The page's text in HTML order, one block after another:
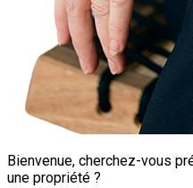
Bienvenue, cherchez-vous
une propriété ?